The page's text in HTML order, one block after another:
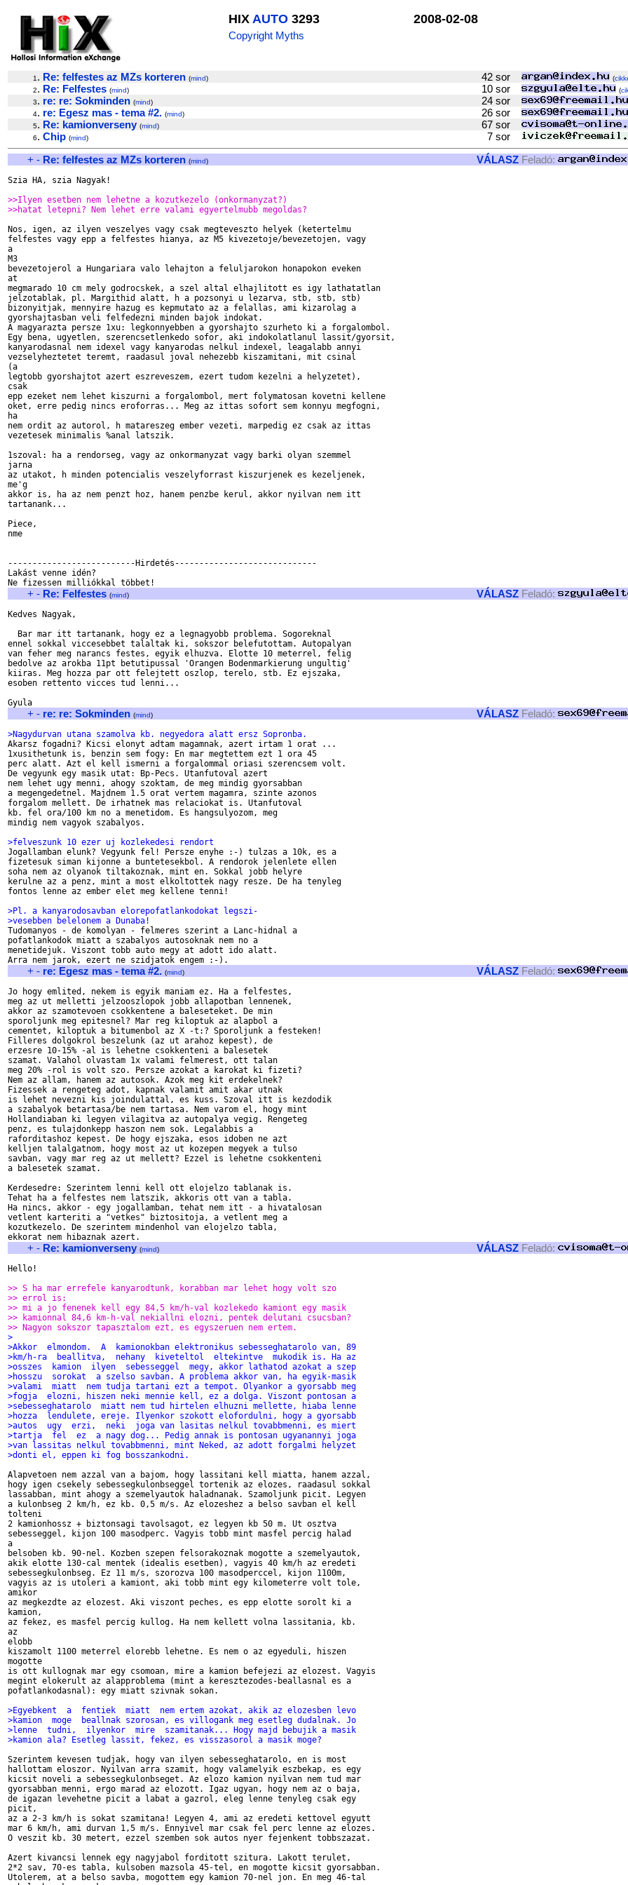
HIX AUTO 3293
Copyright Myths
2008-02-08
1 . Re: felfestes az MZs korteren (mind) 42 sor (
2. Re: Felfestes (mind) 10 sor (
3. re: re: Sokminden (mind) 24 sor
4. re: Egesz mas - tema #2. (mind) 26 sor
5. Re: kamionverseny (mind) 67 sor
6. Chip (mind) 7 sor
+ - Re: felfestes az MZs korteren (mind) VÁLASZ Feladó:
Szia HA, szia Nagyak!
>>Ilyen esetben nem lehetne a kozutkezelo (onkormanyzat?)
>>hatat letepni? Nem lehet erre valami egyertelmubb megoldas?
Nos, igen, az ilyen veszelyes vagy csak megteveszto helyek (ketertelmu
felfestes vagy epp a felfestes hianya, az M5 kivezetoje/bevezetojen, vagy
a
M3
bevezetojerol a Hungariara valo lehajton a feluljarokon honapokon eveken
at
megmarado 10 cm mely godrocskek, a szel altal elhajlitott es igy lathatatlan
jelzotablak, pl. Margithid alatt, h a pozsonyi u lezarva, stb, stb, stb)
bizonyitjak, mennyire hazug es kepmutato az a felallas, ami kizarolag a
gyorshajtasban veli felfedezni minden bajok indokat.
A magyarazta persze 1xu: legkonnyebben a gyorshajto szurheto ki a forgalombol.
Egy bena, ugyetlen, szerencsetlenkedo sofor, aki indokolatlanul lassit/gyorsit,
kanyarodasnal nem idexel vagy kanyarodas nelkul indexel, leagalabb annyi
vezselyheztetet teremt, raadasul joval nehezebb kiszamitani, mit csinal
(a
legtobb gyorshajtot azert eszreveszem, ezert tudom kezelni a helyzetet),
csak
epp ezeket nem lehet kiszurni a forgalombol, mert folymatosan kovetni kellene
oket, erre pedig nincs eroforras... Meg az ittas sofort sem konnyu megfogni,
ha
nem ordit az autorol, h matareszeg ember vezeti, marpedig ez csak az ittas
vezetesek minimalis %anal latszik.
1szoval: ha a rendorseg, vagy az onkormanyzat vagy barki olyan szemmel
jarna
az utakot, h minden potencialis veszelyforrast kiszurjenek es kezeljenek,
me'g
akkor is, ha az nem penzt hoz, hanem penzbe kerul, akkor nyilvan nem itt
tartanank...
Piece,
nme
--------------------------Hirdetés-----------------------------
Lakást venne idén?
+ - Re: Felfestes (mind) VÁLASZ Feladó:
Kedves Nagyak,
  Bar mar itt tartanank, hogy ez a legnagyobb problema. Sogoreknal
ennel sokkal viccesebbet talaltak ki, sokszor belefutottam. Autopalyan
van feher meg narancs festes, egyik elhuzva. Elotte 10 meterrel, felig
bedolve az arokba 11pt betutipussal 'Orangen Bodenmarkierung ungultig'
kiiras. Meg hozza par ott felejtett oszlop, terelo, stb. Ez ejszaka,
esoben rettento vicces tud lenni...
+ - re: re: Sokminden (mind) VÁLASZ Feladó:
>Nagydurvan utana szamolva kb. negyedora alatt ersz Sopronba.
Akarsz fogadni? Kicsi elonyt adtam magamnak, azert irtam 1 orat ...
1xusithetunk is, benzin sem fogy: En mar megtettem ezt 1 ora 45
perc alatt. Azt el kell ismerni a forgalommal oriasi szerencsem volt.
De vegyunk egy masik utat: Bp-Pecs. Utanfutoval azert
nem lehet ugy menni, ahogy szoktam, de meg mindig gyorsabban
a megengedetnel. Majdnem 1.5 orat vertem magamra, szinte azonos
forgalom mellett. De irhatnek mas relaciokat is. Utanfutoval
kb. fel ora/100 km no a menetidom. Es hangsulyozom, meg
mindig nem vagyok szabalyos.
>felveszunk 10 ezer uj kozlekedesi rendort
Jogallamban elunk? Vegyunk fel! Persze enyhe :-) tulzas a 10k, es a
fizetesuk siman kijonne a buntetesekbol. A rendorok jelenlete ellen
soha nem az olyanok tiltakoznak, mint en. Sokkal jobb helyre
kerulne az a penz, mint a most elkoltottek nagy resze. De ha tenyleg
fontos lenne az ember elet meg kellene tenni!
>Pl. a kanyarodosavban elorepofatlankodokat legszi-
>vesebben belelonem a Dunaba!
Tudomanyos - de komolyan - felmeres szerint a Lanc-hidnal a
pofatlankodok miatt a szabalyos autosoknak nem no a
menetidejuk. Viszont tobb auto megy at adott ido alatt.
+ - re: Egesz mas - tema #2. (mind) VÁLASZ Feladó:
Jo hogy emlited, nekem is egyik maniam ez. Ha a felfestes,
meg az ut melletti jelzooszlopok jobb allapotban lennenek,
akkor az szamotevoen csokkentene a baleseteket. De min
sporoljunk meg epitesnel? Mar reg kiloptuk az alapbol a
cementet, kiloptuk a bitumenbol az X -t:? Sporoljunk a festeken!
Filleres dolgokrol beszelunk (az ut arahoz kepest), de
erzesre 10-15% -al is lehetne csokkenteni a balesetek
szamat. Valahol olvastam 1x valami felmerest, ott talan
meg 20% -rol is volt szo. Persze azokat a karokat ki fizeti?
Nem az allam, hanem az autosok. Azok meg kit erdekelnek?
Fizessek a rengeteg adot, kapnak valamit amit akar utnak
is lehet nevezni kis joindulattal, es kuss. Szoval itt is kezdodik
a szabalyok betartasa/be nem tartasa. Nem varom el, hogy mint
Hollandiaban ki legyen vilagitva az autopalya vegig. Rengeteg
penz, es tulajdonkepp haszon nem sok. Legalabbis a
raforditashoz kepest. De hogy ejszaka, esos idoben ne azt
kelljen talalgatnom, hogy most az ut kozepen megyek a tulso
savban, vagy mar reg az ut mellett? Ezzel is lehetne csokkenteni
a balesetek szamat.
Kerdesedre: Szerintem lenni kell ott elojelzo tablanak is.
Tehat ha a felfestes nem latszik, akkoris ott van a tabla.
Ha nincs, akkor - egy jogallamban, tehat nem itt - a hivatalosan
vetlent karteriti a "vetkes" biztositoja, a vetlent meg a
kozutkezelo. De szerintem mindenhol van elojelzo tabla,
+ - Re: kamionverseny (mind) VÁLASZ Feladó:
Hello!
>> S ha mar errefele kanyarodtunk, korabban mar lehet hogy volt szo
>> errol is:
>> mi a jo fenenek kell egy 84,5 km/h-val kozlekedo kamiont egy masik
>> kamionnal 84,6 km-h-val nekiallni elozni, pentek delutani csucsban?
>> Nagyon sokszor tapasztalom ezt, es egyszeruen nem ertem.
>
>Akkor  elmondom.  A  kamionokban elektronikus sebesseghatarolo van, 89
>km/h-ra  beallitva,  nehany  kiveteltol  eltekintve  mukodik is. Ha az
>osszes  kamion  ilyen  sebesseggel  megy, akkor lathatod azokat a szep
>hosszu  sorokat  a szelso savban. A problema akkor van, ha egyik-masik
>valami  miatt  nem tudja tartani ezt a tempot. Olyankor a gyorsabb meg
>fogja  elozni, hiszen neki mennie kell, ez a dolga. Viszont pontosan a
>sebesseghatarolo  miatt nem tud hirtelen elhuzni mellette, hiaba lenne
>hozza  lendulete, ereje. Ilyenkor szokott elofordulni, hogy a gyorsabb
>autos  ugy  erzi,  neki  joga van lasitas nelkul tovabbmenni, es miert
>tartja  fel  ez  a nagy dog... Pedig annak is pontosan ugyanannyi joga
>van lassitas nelkul tovabbmenni, mint Neked, az adott forgalmi helyzet
>donti el, eppen ki fog bosszankodni.
Alapvetoen nem azzal van a bajom, hogy lassitani kell miatta, hanem azzal,
hogy igen csekely sebessegkulonbseggel tortenik az elozes, raadasul sokkal
lassabban, mint ahogy a szemelyautok haladnanak. Szamoljunk picit. Legyen
a kulonbseg 2 km/h, ez kb. 0,5 m/s. Az elozeshez a belso savban el kell
tolteni
2 kamionhossz + biztonsagi tavolsagot, ez legyen kb 50 m. Ut osztva
sebesseggel, kijon 100 masodperc. Vagyis tobb mint masfel percig halad
a
belsoben kb. 90-nel. Kozben szepen felsorakoznak mogotte a szemelyautok,
akik elotte 130-cal mentek (idealis esetben), vagyis 40 km/h az eredeti
sebessegkulonbseg. Ez 11 m/s, szorozva 100 masodperccel, kijon 1100m,
vagyis az is utoleri a kamiont, aki tobb mint egy kilometerre volt tole,
amikor
az megkezdte az elozest. Aki viszont peches, es epp elotte sorolt ki a
kamion,
az fekez, es masfel percig kullog. Ha nem kellett volna lassitania, kb.
az
elobb
kiszamolt 1100 meterrel elorebb lehetne. Es nem o az egyeduli, hiszen
mogotte
is ott kullognak mar egy csomoan, mire a kamion befejezi az elozest. Vagyis
megint elokerult az alapproblema (mint a keresztezodes-beallasnal es a
pofatlankodasnal): egy miatt szivnak sokan.
>Egyebkent  a  fentiek  miatt  nem ertem azokat, akik az elozesben levo
>kamion  moge  beallnak szorosan, es villogank meg esetleg dudalnak. Jo
>lenne  tudni,  ilyenkor  mire  szamitanak... Hogy majd bebujik a masik
>kamion ala? Esetleg lassit, fekez, es visszasorol a masik moge?
Szerintem kevesen tudjak, hogy van ilyen sebesseghatarolo, en is most
hallottam eloszor. Nyilvan arra szamit, hogy valamelyik eszbekap, es egy
kicsit noveli a sebessegkulonbseget. Az elozo kamion nyilvan nem tud mar
gyorsabban menni, ergo marad az elozott. Igaz ugyan, hogy nem az o baja,
de igazan levehetne picit a labat a gazrol, eleg lenne tenyleg csak egy
picit,
az a 2-3 km/h is sokat szamitana! Legyen 4, ami az eredeti kettovel egyutt
mar 6 km/h, ami durvan 1,5 m/s. Ennyivel mar csak fel perc lenne az elozes.
O veszit kb. 30 metert, ezzel szemben sok autos nyer fejenkent tobbszazat.
Azert kivancsi lennek egy nagyjabol forditott szitura. Lakott terulet,
2*2 sav, 70-es tabla, kulsoben mazsola 45-tel, en mogotte kicsit gyorsabban.
Utolerem, at a belso savba, mogottem egy kamion 70-nel jon. En meg 46-tal